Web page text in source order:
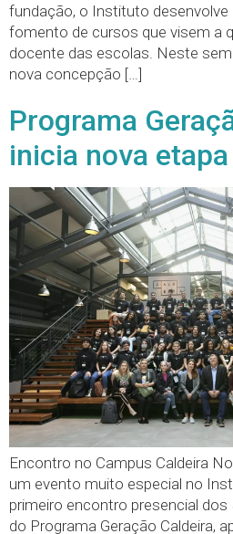
fundação, o Instituto desenvolve
fomento de cursos que visem a
docente das escolas. Neste
nova concepção […]
Programa
inicia nova etapa
Encontro no Campus Caldeira
um evento muito especial no
primeiro encontro presencial
do Programa Geração Caldeira,